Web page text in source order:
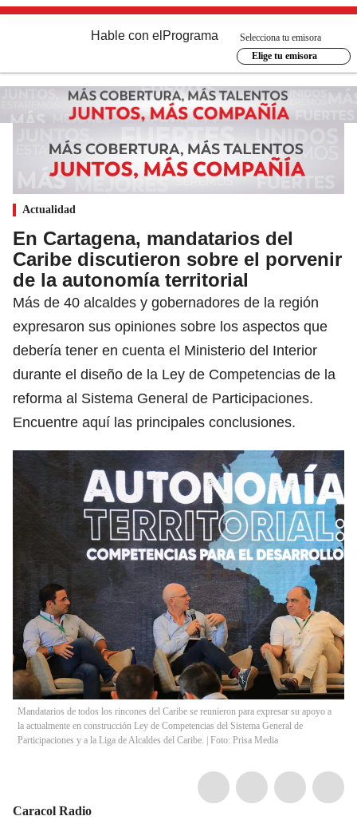
Hable con el Programa
Selecciona tu emisora
Elige tu emisora
Actualidad
En Cartagena, mandatarios del
Caribe discutieron sobre el porvenir
de la autonomía territorial
Más de 40 alcaldes y gobernadores de la región
expresaron sus opiniones sobre los aspectos que
debería tener en cuenta el Ministerio del Interior
durante el diseño de la Ley de Competencias de la
reforma al Sistema General de Participaciones.
Encuentre aquí las principales conclusiones.
Mandatarios de todos los rincones del Caribe se reunieron para expresar su apoyo a
la actualmente en construcción Ley de Competencias del Sistema General de
Participaciones y a la Liga de Alcaldes del Caribe. | Foto: Prisa Media
Caracol Radio